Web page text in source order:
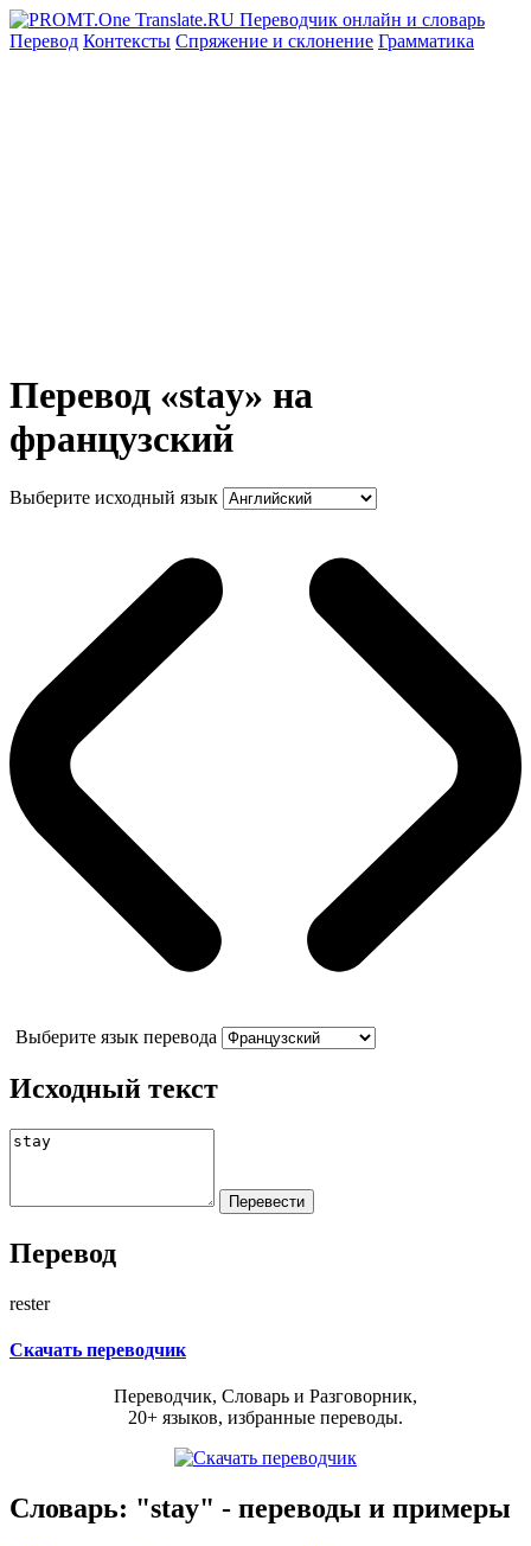
Перевод Контексты Спряжение и склонение Грамматика
Перевод «stay» на
французский
Выберите исходный язык
Выберите язык перевода
Исходный текст
Перевод
rester
Скачать переводчик
Переводчик, Словарь и Разговорник,
20+ языков, избранные переводы.
Словарь: "stay" - переводы и примеры